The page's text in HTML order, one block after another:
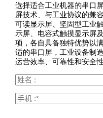
选择适合工业机器的串口
屏技术、与工业协议的兼
可读显示屏、坚固型工业
示屏、电容式触摸显示屏
项，各自具备独特优势以
适的串口屏，工业设备制
运营效率、可靠性和安全